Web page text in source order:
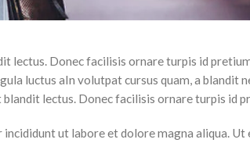
lectus. Donec facilisis ornare turpis id
luctus aIn volutpat cursus quam, a blandit
blandit lectus. Donec facilisis ornare turpis id
ut labore et dolore magna aliqua. Ut